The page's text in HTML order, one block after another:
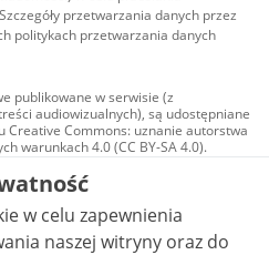
przetwarzania danych przez
politykach przetwarzania danych
publikowane w serwisie (z
audiowizualnych), są udostępniane
Creative Commons: uznanie autorstwa
warunkach 4.0 (CC BY-SA 4.0).
w tym zdjęcia, materiały
udostępniane na licencji typu
uznanie autorstwa użycie
bez utworów zależnych 4.0 (CC BY-
nie jest to stwierdzone inaczej.
w celu zapewnienia
naszej witryny oraz do